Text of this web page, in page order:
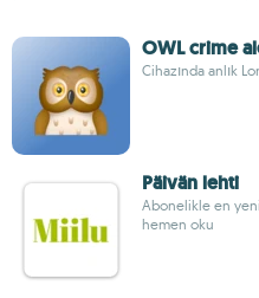
OWL crime
Cihazında anlık
Päivän lehti
Abonelikle en
hemen oku